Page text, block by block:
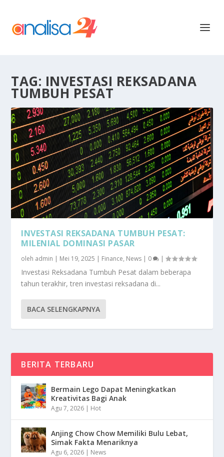
TAG: INVESTASI REKSADANA
TUMBUH PESAT
INVESTASI REKSADANA TUMBUH PESAT:
MILENIAL DOMINASI PASAR
oleh admin | Mei 19, 2025 | Finance, News | 0 |
Investasi Reksadana Tumbuh Pesat dalam beberapa
tahun terakhir, tren investasi reksadana di...
BACA SELENGKAPNYA
BERITA TERBARU
Bermain Lego Dapat Meningkatkan
Kreativitas Bagi Anak
Agu 7, 2026 | Hot
Anjing Chow Chow Memiliki Bulu Lebat,
Simak Fakta Menariknya
Agu 6, 2026 | News